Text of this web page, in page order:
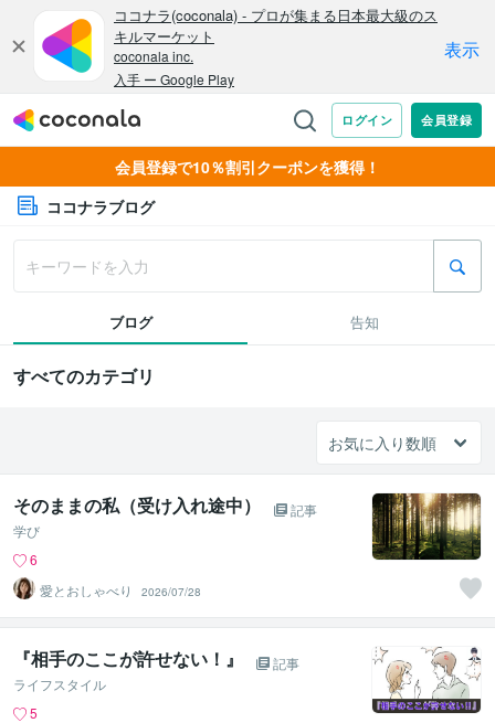
会員登録で10％割引クーポンを獲得！
ココナラブログ
ブログ 告知
すべてのカテゴリ
そのままの私（受け入れ途中）
記事
学び
6
愛とおしゃべり
2026/07/28
『相手のここが許せない！』
記事
ライフスタイル
5